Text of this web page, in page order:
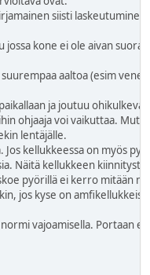
siisti
kone ei ole aivan
aaltoa (esim
ja joutuu
ohjaaja voi vaikuttaa.
lentäjälle.
Jos kellukkeessa on myös
Näitä kellukkeen kiinnitystä
pyörillä ei kerro mitään
jos kyse on
vajoamisella. Portaan